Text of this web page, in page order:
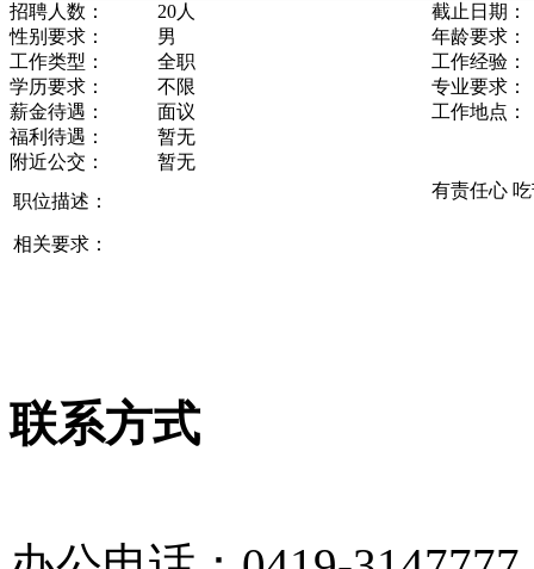
招聘人数： 20人
截止日期：
性别要求：
男
年龄要求：
工作类型：
全职
工作经验：
学历要求：
不限
专业要求：
薪金待遇：
面议
工作地点：
福利待遇：
暂无
附近公交：
暂无
职位描述：
有责任心
相关要求：
联系方式